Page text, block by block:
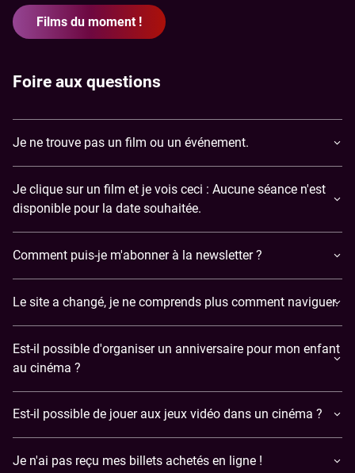
Films du moment !
Foire aux questions
Je ne trouve pas un film ou un événement.
Je clique sur un film et je vois ceci : Aucune séance n'est
disponible pour la date souhaitée.
Comment puis-je m'abonner à la newsletter ?
Le site a changé, je ne comprends plus comment naviguer.
Est-il possible d'organiser un anniversaire pour mon enfant
au cinéma ?
Est-il possible de jouer aux jeux vidéo dans un cinéma ?
​Je n'ai pas reçu mes billets achetés en ligne !